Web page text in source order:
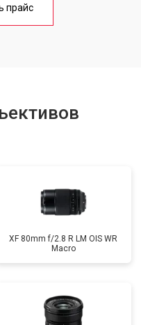
прайс
XF 80mm f/2.8 R LM OIS WR
Macro